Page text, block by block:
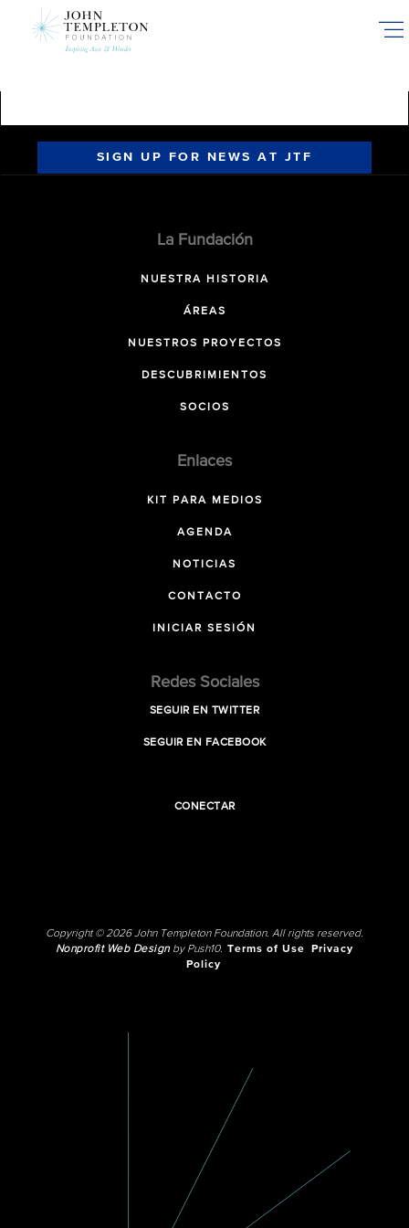
SIGN UP FOR NEWS AT JTF
La Fundación
NUESTRA HISTORIA
ÁREAS
NUESTROS PROYECTOS
DESCUBRIMIENTOS
SOCIOS
Enlaces
KIT PARA MEDIOS
AGENDA
NOTICIAS
CONTACTO
INICIAR SESIÓN
Redes Sociales
SEGUIR EN TWITTER
SEGUIR EN FACEBOOK
CONECTAR
Copyright © 2026 John Templeton Foundation. All rights reserved.
Nonprofit Web Designby Push10. Terms of Use
Privacy
Policy